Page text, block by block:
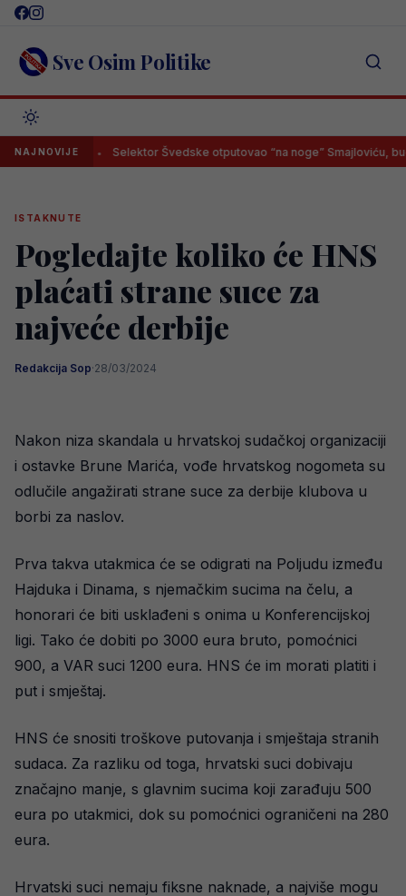
Skip
content Sve Osim Politike
NAJNOVIJESelektor Švedske otputovao “na noge” Smajloviću, budući
ISTAKNUTE
Pogledajte koliko će HNS
plaćati strane suce za
najveće derbije
Redakcija Sop·28/03/2024
Nakon niza skandala u hrvatskoj sudačkoj organizaciji
i ostavke Brune Marića, vođe hrvatskog nogometa su
odlučile angažirati strane suce za derbije klubova u
borbi za naslov.
Prva takva utakmica će se odigrati na Poljudu između
Hajduka i Dinama, s njemačkim sucima na čelu, a
honorari će biti usklađeni s onima u Konferencijskoj
ligi. Tako će dobiti po 3000 eura bruto, pomoćnici
900, a VAR suci 1200 eura. HNS će im morati platiti i
put i smještaj.
HNS će snositi troškove putovanja i smještaja stranih
sudaca. Za razliku od toga, hrvatski suci dobivaju
značajno manje, s glavnim sucima koji zarađuju 500
eura po utakmici, dok su pomoćnici ograničeni na 280
eura.
Hrvatski suci nemaju fiksne naknade, a najviše mogu